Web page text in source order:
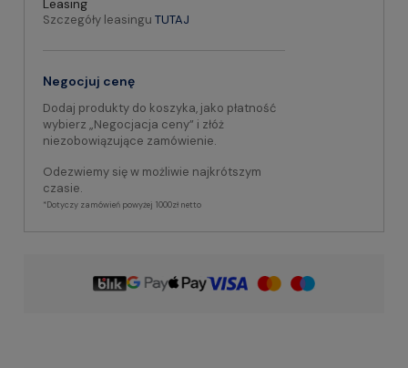
Leasing
Szczegóły leasingu TUTAJ
Negocjuj cenę
Dodaj produkty do koszyka, jako płatność
wybierz „Negocjacja ceny” i złóż
niezobowiązujące zamówienie.
Odezwiemy się w możliwie najkrótszym
czasie.
*Dotyczy zamówień powyżej 1000zł netto